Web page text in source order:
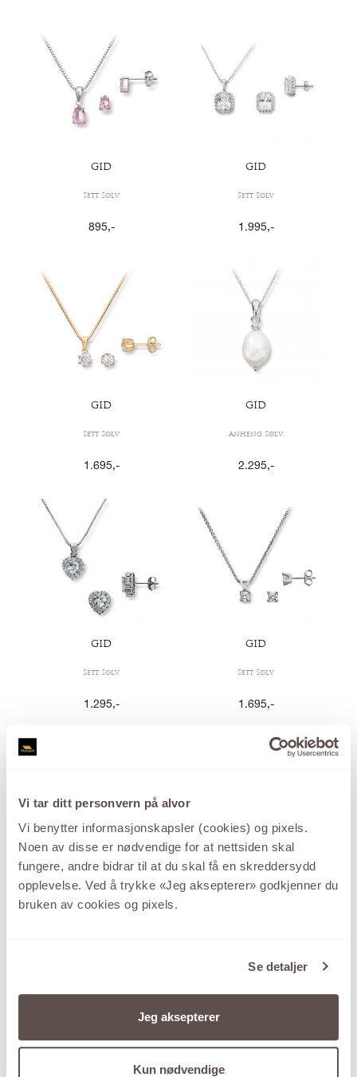
Vi tar ditt personvern på alvor
Vi benytter informasjonskapsler (cookies) og pixels.
Noen av disse er nødvendige for at nettsiden skal
fungere, andre bidrar til at du skal få en skreddersydd
opplevelse. Ved å trykke «Jeg aksepterer» godkjenner du
bruken av cookies og pixels.
Se detaljer
Jeg aksepterer
Kun nødvendige
GID
Sett Sølv
895,-
GID
Sett Sølv
1.995,-
GID
Sett Sølv
1.695,-
GID
Anheng Sølv
2.295,-
GID
Sett Sølv
1.295,-
GID
Sett Sølv
1.695,-
GID GID